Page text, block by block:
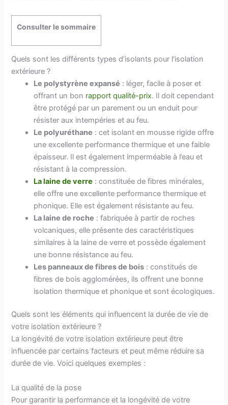
Consulter le sommaire
Quels sont les différents types d’isolants pour l’isolation
extérieure ?
Le polystyrène expansé : léger, facile à poser et
offrant un bon rapport qualité-prix. Il doit cependant
être protégé par un parement ou un enduit pour
résister aux intempéries et au feu.
Le polyuréthane : cet isolant en mousse rigide offre
une excellente performance thermique et une faible
épaisseur. Il est également imperméable à l’eau et
résistant à la compression.
La laine de verre : constituée de fibres minérales,
elle offre une excellente performance thermique et
phonique. Elle est également résistante au feu.
La laine de roche : fabriquée à partir de roches
volcaniques, elle présente des caractéristiques
similaires à la laine de verre et possède également
une bonne résistance au feu.
Les panneaux de fibres de bois : constitués de
fibres de bois agglomérées, ils offrent une bonne
isolation thermique et phonique et sont écologiques.
Quels sont les éléments qui influencent la durée de vie de
votre isolation extérieure ?
La longévité de votre isolation extérieure peut être
influencée par certains facteurs et peut même réduire sa
durée de vie. Voici quelques exemples :
La qualité de la pose
Pour garantir la performance et la longévité de votre